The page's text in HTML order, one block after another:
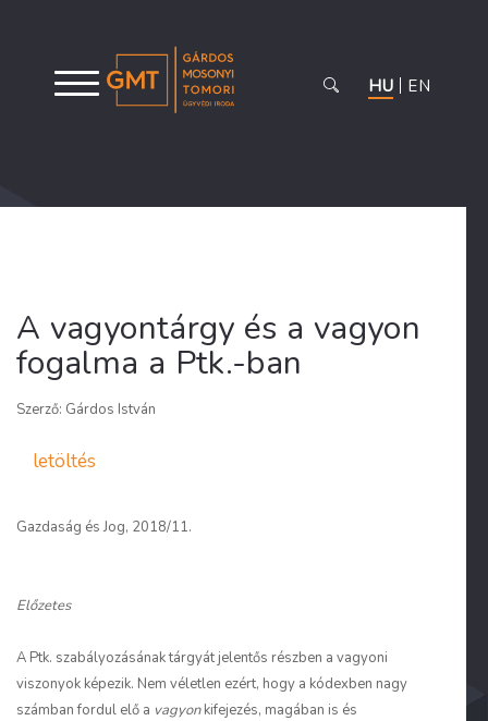
HU EN
A vagyontárgy és a vagyon
fogalma a Ptk.-ban
Szerző: Gárdos István
letöltés
Gazdaság és Jog, 2018/11.
Előzetes
A Ptk. szabályozásának tárgyát jelentős részben a vagyoni
viszonyok képezik. Nem véletlen ezért, hogy a kódexben nagy
számban fordul elő a vagyonkifejezés, magában is és